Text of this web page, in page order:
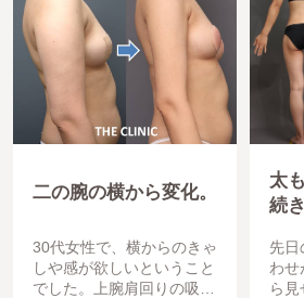
二の腕の横から変化。
30代女性で、横からのきゃ
しや感が欲しいということ
でした。上腕肩回りの吸引
太
続き
先日
わせ
ら見